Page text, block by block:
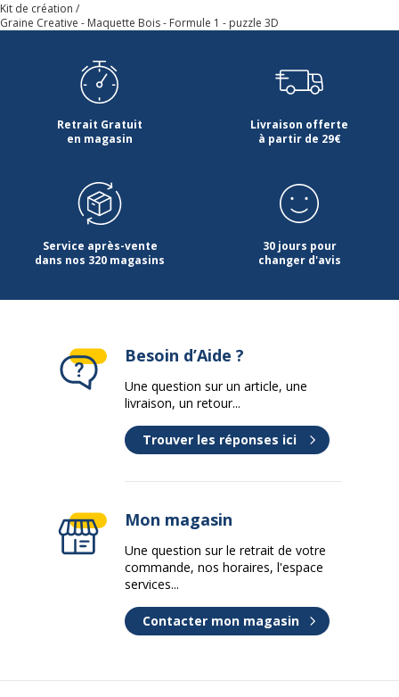
Kit de création
Graine Creative - Maquette Bois - Formule 1 - puzzle 3D
Retrait Gratuit
en magasin
Livraison offerte
à partir de 29€
Service après-vente
dans nos 320 magasins
30 jours pour
changer d'avis
Besoin d’Aide ?
Une question sur un article, une
livraison, un retour...
Trouver les réponses ici
Mon magasin
Une question sur le retrait de votre
commande, nos horaires, l'espace
services...
Contacter mon magasin